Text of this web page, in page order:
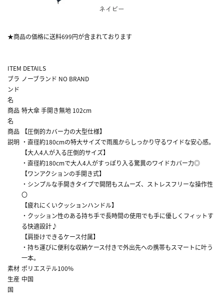
★商品の価格に送料699円が含まれております
ITEM DETAILS
ブラ
ンド
名
ノーブランド NO BRAND
商品
名
特大傘 手開き無地 102cm
商品
説明
【圧倒的カバー力の大型仕様】
・直径約180cmの特大サイズで雨風からしっかり守るワイドな安心感。
【大人4人が入る圧倒的サイズ】
・直径約180cmで大人4人がすっぽり入る驚異のワイドカバー力◎
【ワンアクションの手開き式】
・シンプルな手開きタイプで開閉もスムーズ、ストレスフリーな操作性
〇
【疲れにくいクッションハンドル】
・クッション性のある持ち手で長時間の使用でも手に優しくフィットす
る快適設計♪
【肩掛けできるケース付属】
・持ち運びに便利な収納ケース付きで外出先への携帯もスマートに叶う
一本。
素材 ポリエステル100%
生産
国
中国